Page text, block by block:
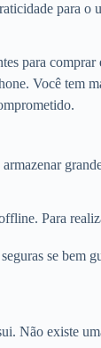
para
para comprar
Você tem
Para
se
Não existe